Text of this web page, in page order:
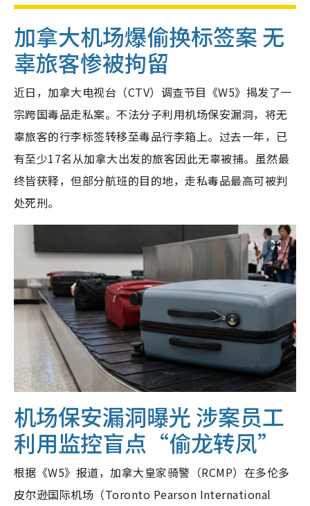
加拿大机场爆偷换标签案 无
辜旅客惨被拘留
近日，加拿大电视台（CTV）调查节目《W5》揭发了一
宗跨国毒品走私案。不法分子利用机场保安漏洞，将无
辜旅客的行李标签转移至毒品行李箱上。过去一年，已
有至少17名从加拿大出发的旅客因此无辜被捕。虽然最
终皆获释，但部分航班的目的地，走私毒品最高可被判
处死刑。
机场保安漏洞曝光 涉案员工
利用监控盲点“偷龙转凤”
根据《W5》报道，加拿大皇家骑警（RCMP）在多伦多
皮尔逊国际机场（Toronto Pearson International